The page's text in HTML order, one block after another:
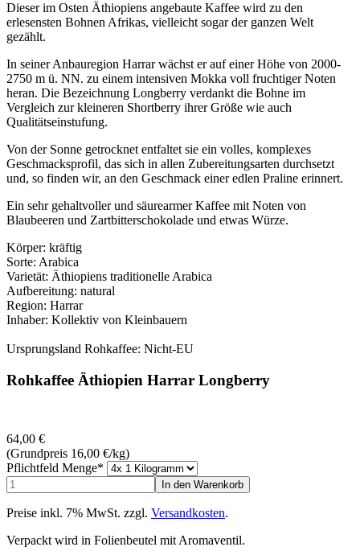
Dieser im Osten Äthiopiens angebaute Kaffee wird zu den
erlesensten Bohnen Afrikas, vielleicht sogar der ganzen Welt
gezählt.
In seiner Anbauregion Harrar wächst er auf einer Höhe von 2000-
2750 m ü. NN. zu einem intensiven Mokka voll fruchtiger Noten
heran. Die Bezeichnung Longberry verdankt die Bohne im
Vergleich zur kleineren Shortberry ihrer Größe wie auch
Qualitätseinstufung.
Von der Sonne getrocknet entfaltet sie ein volles, komplexes
Geschmacksprofil, das sich in allen Zubereitungsarten durchsetzt
und, so finden wir, an den Geschmack einer edlen Praline erinnert.
Ein sehr gehaltvoller und säurearmer Kaffee mit Noten von
Blaubeeren und Zartbitterschokolade und etwas Würze.
Körper: kräftig
Sorte: Arabica
Varietät: Äthiopiens traditionelle Arabica
Aufbereitung: natural
Region: Harrar
Inhaber: Kollektiv von Kleinbauern
Ursprungsland Rohkaffee: Nicht-EU
Rohkaffee Äthiopien Harrar Longberry
64,00 €
(Grundpreis 16,00 €/kg)
Pflichtfeld Menge*
Preise inkl. 7% MwSt. zzgl. Versandkosten.
Verpackt wird in Folienbeutel mit Aromaventil.